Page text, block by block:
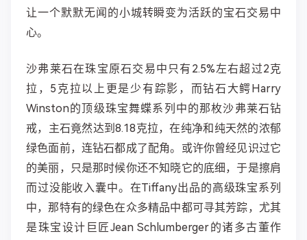
让一个默默无闻的小城转瞬变为活跃的宝石交易中
心。
沙弗莱石在珠宝原石交易中只有2.5%左右超过2克
拉，5克拉以上更是少有踪影，而钻石大鳄Harry
Winston的顶级珠宝舞蝶系列中的那枚沙弗莱石钻
戒，主石竟然达到8.18克拉，在纯净和纯天然的浓郁
绿色面前，连钻石都成了配角。或许你曾经见识过它
的美丽，只是那时候你还不知晓它的底细，于是擦肩
而过没能收入囊中。在Tiffany出品的高级珠宝系列
中，那特有的绿色在众多精品中都可寻其芳踪，尤其
是珠宝设计巨匠Jean Schlumberger的诸多古董作